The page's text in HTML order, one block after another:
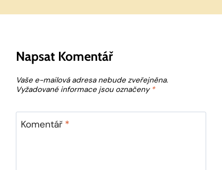
Napsat Komentář
Vaše e-mailová adresa nebude zveřejněna.
Vyžadované informace jsou označeny *
Komentář *